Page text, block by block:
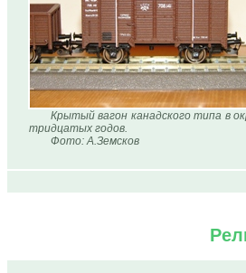
Крытый вагон канадского типа в
тридцатых годов.
Фото: А.Земсков